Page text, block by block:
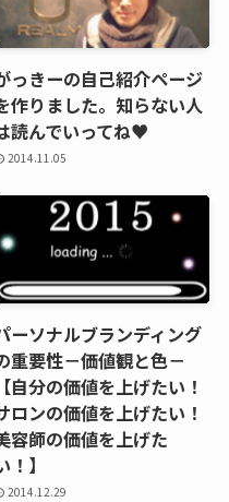
っきーの自己紹介ページ
作りました。知らない人
読んでいってね♥
2014.11.05
ーソナルブランディング
重要性－価値観と色－
【自分の価値を上げたい！
ロンの価値を上げたい！
容師の価値を上げた
！】
2014.12.29